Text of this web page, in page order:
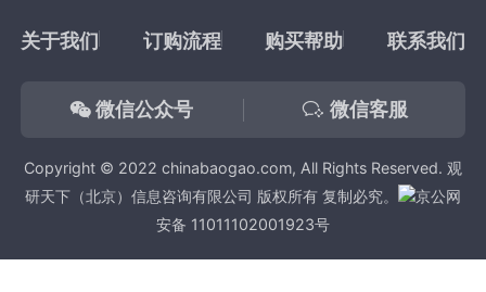
关于我们 订购流程 购买帮助 联系我们
微信公众号 微信客服
Copyright © 2022 chinabaogao.com, All Rights Reserved. 观
研天下（北京）信息咨询有限公司 版权所有 复制必究。
京公网
安备 11011102001923号